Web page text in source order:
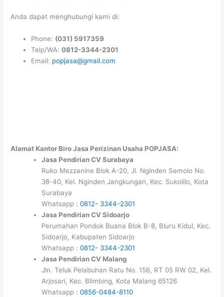
Anda dapat menghubungi kami di:
Phone: (031) 5917359
Telp/WA:0812-3344-2301
Email: popjasa@gmail.com
Alamat Kantor Biro Jasa Perizinan Usaha POPJASA:
Jasa Pendirian CV Surabaya
Ruko Mezzanine Blok A-20, Jl. Nginden Semolo No.
38-40, Kel. Nginden Jangkungan, Kec. Sukolilo, Kota
Surabaya
Whatsapp : 0812- 3344-2301
Jasa Pendirian CV Sidoarjo
Perumahan Pondok Buana Blok B-8, Bluru Kidul, Kec.
Sidoarjo, Kabupaten Sidoarjo
Whatsapp : 0812- 3344-2301
Jasa Pendirian CV Malang
Jln. Teluk Pelabuhan Ratu No. 156, RT 05 RW 02, Kel.
Arjosari, Kec. Blimbing, Kota Malang 65126
Whatsapp : 0856-0484-8110